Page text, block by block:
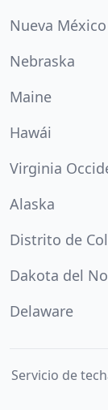
Nueva México
Nebraska
Maine
Hawái
Virginia
Alaska
Distrito de
Dakota del
Delaware
Servicio de